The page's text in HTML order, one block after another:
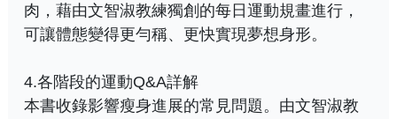
肉，藉由文智淑教練獨創的每日運動規畫進行，
可讓體態變得更勻稱、更快實現夢想身形。
4.各階段的運動Q&A詳解
本書收錄影響瘦身進展的常見問題。由文智淑教